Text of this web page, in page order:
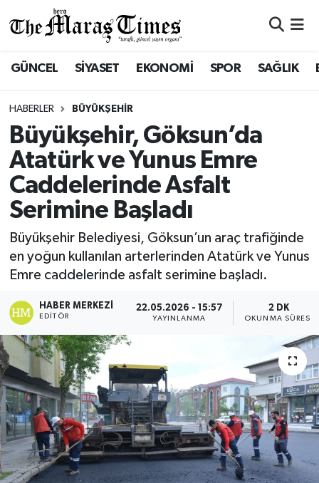
GÜNCEL SİYASET EKONOMİ SPOR SAĞLIK
HABERLER BÜYÜKŞEHİR
Büyükşehir, Göksun’da
Atatürk ve Yunus Emre
Caddelerinde Asfalt
Serimine Başladı
Büyükşehir Belediyesi, Göksun’un araç trafiğinde
en yoğun kullanılan arterlerinden Atatürk ve Yunus
Emre caddelerinde asfalt serimine başladı.
HABER MERKEZI
EDITÖR
22.05.2026 - 15:57
YAYINLANMA
2 DK
OKUNMA SÜRESI
BÜYÜKŞEHİR
DULKADİROĞLU
İŞ DÜNYASI
KÜLTÜR&SANAT
SİVİL TOPLUM
SOSYAL YAŞAM
ULUSAL HABERLER
BÜYÜKŞEHİR
DULKADİROĞLU
EĞİTİM
EKONOMİ
GÜNCEL
İLÇE HABERLERİ
İŞ DÜNYASI
KÜLTÜR&SANAT
ONİKİŞUBAT
SAĞLIK
SİVİL TOPLUM
Hava Durumu
Namaz Vakitleri
Trafik Durumu
Süper Lig Puan Durumu ve Fikstür
Tüm Manşetler
Son Dakika Haberleri
Haber Arşivi